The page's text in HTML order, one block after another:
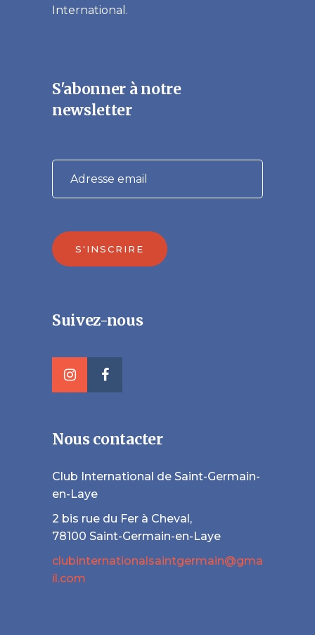
International.
S'abonner à notre
newsletter
S'INSCRIRE
Suivez-nous
Nous contacter
Club International de Saint-Germain-
en-Laye
2 bis rue du Fer à Cheval,
78100 Saint-Germain-en-Laye
clubinternationalsaintgermain@gma
il.com